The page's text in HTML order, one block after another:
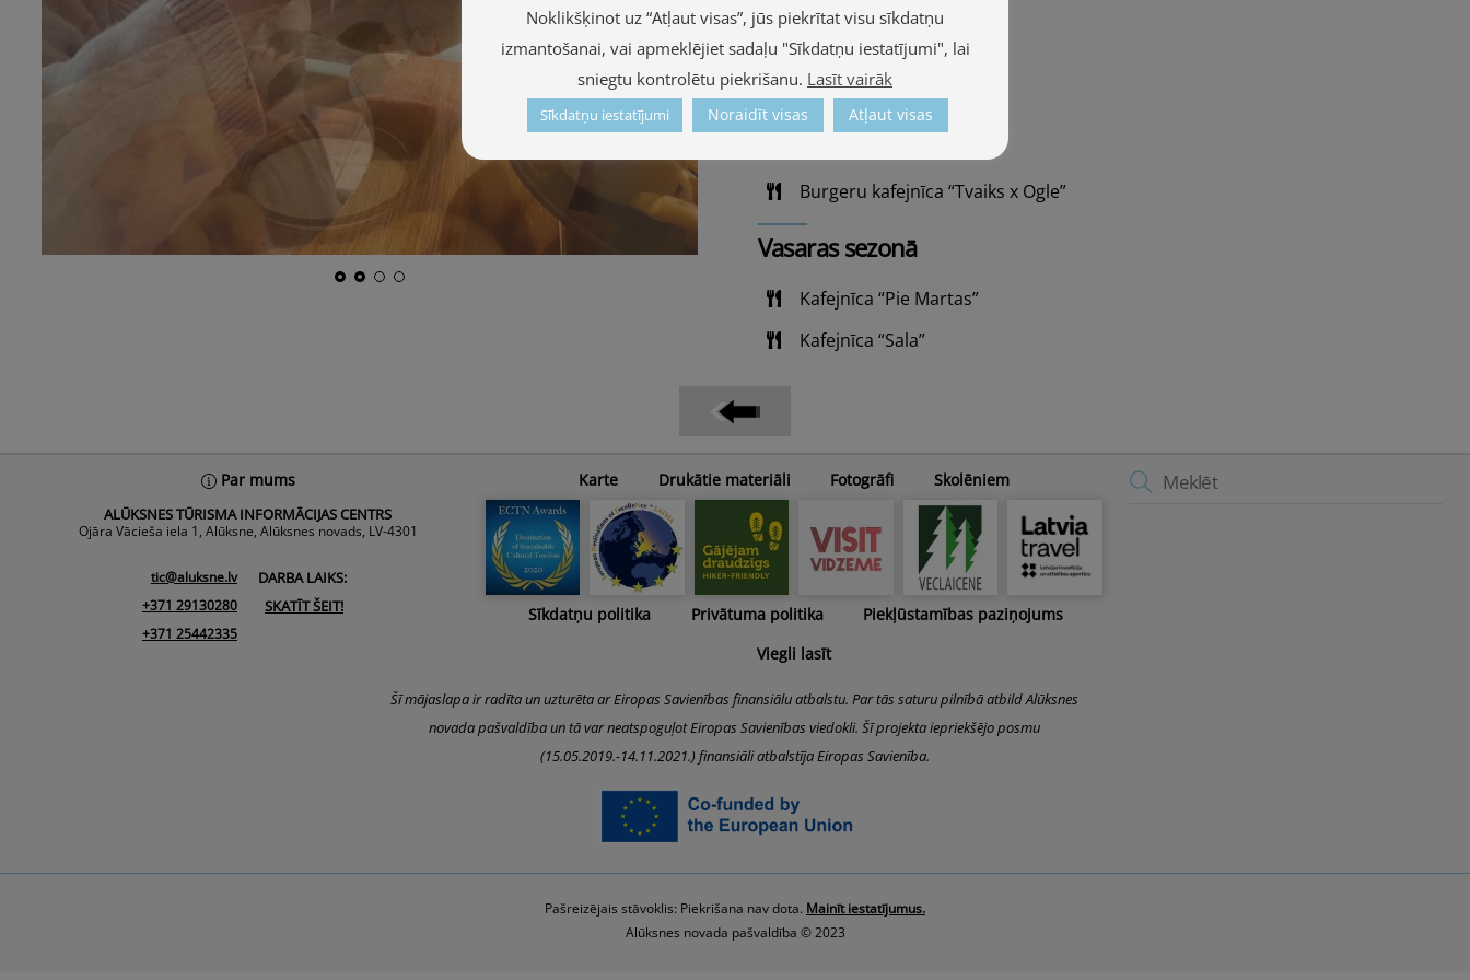
Restorāns “Jolanta”
Kafejnīca “Benevilla”
Krogs "Katrīnkrogs"
Burgeru kafejnīca “Tvaiks x Ogle”
Vasaras sezonā
Kafejnīca “Pie Martas”
Kafejnīca “Sala”
Par mums
ALŪKSNES TŪRISMA INFORMĀCIJAS CENTRS
Ojāra Vācieša iela 1, Alūksne, Alūksnes novads, LV-4301
tic@aluksne.lv
+371 29130280
+371 25442335
DARBA LAIKS:
SKATĪT ŠEIT!
Karte Drukātie materiāli Fotogrāfi Skolēniem
Sīkdatņu politika Privātuma politika
Piekļūstamības paziņojums
Viegli lasīt
Šī mājaslapa ir radīta un uzturēta ar Eiropas Savienības finansiālu atbalstu. Par tās saturu pilnībā atbild Alūksnes
novada pašvaldība un tā var neatspoguļot Eiropas Savienības viedokli. Šī projekta iepriekšējo posmu
(15.05.2019.-14.11.2021.) finansiāli atbalstīja Eiropas Savienība.
Pašreizējais stāvoklis: Piekrišana nav dota. Mainīt iestatījumus.
Alūksnes novada pašvaldība © 2023
Noklikšķinot uz “Atļaut visas”, jūs piekrītat visu sīkdatņu
izmantošanai, vai apmeklējiet sadaļu "Sīkdatņu iestatījumi", lai
sniegtu kontrolētu piekrišanu. Lasīt vairāk
Sīkdatņu iestatījumi Noraidīt visas Atļaut visas